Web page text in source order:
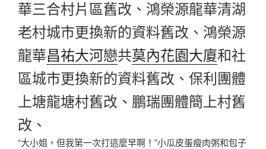
華三合村片區舊改、鴻榮源龍華清湖
老村城市更換新的資料舊改、鴻榮源
龍華昌祐大河戀共莫內花園大廈和社
區城市更換新的資料舊改、保利團體
上塘龍塘村舊改、鵬瑞團體簡上村舊
改、
“大小姐，但我第一次打這麼早啊！”小瓜皮蛋瘦肉粥和包子